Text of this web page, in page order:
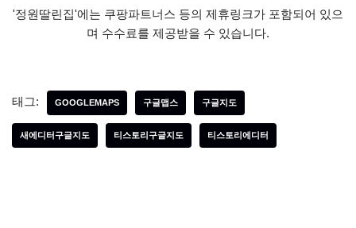
'정원딸린집'에는 쿠팡파트너스 등의 제휴링크가 포함되어 있으
며 수수료를 제공받을 수 있습니다.
태그: GOOGLEMAPS 구글맵스 구글지도
새에디터구글지도 티스토리구글지도 티스토리에디터